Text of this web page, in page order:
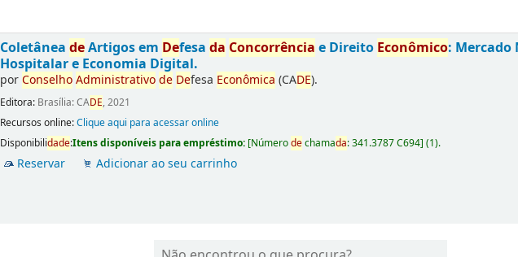
ColetâneadeArtigos em Defesada Concorrência e Direito Econômico: Mercado
Hospitalar e Economia Digital.
porConselhoAdministrativode Defesa Econômica (CADE).
Editora: Brasília: CADE, 2021
Recursos online:Clique aqui para acessar online
Disponibilidade:Itens disponíveis para empréstimo: [Númerodechamada:341.3787 C694](1).
Reservar Adicionar ao seu carrinho